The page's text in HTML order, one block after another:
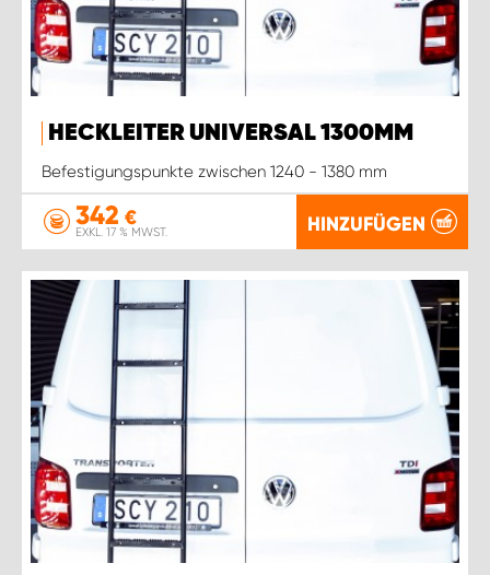
HECKLEITER UNIVERSAL 1300MM
Befestigungspunkte zwischen 1240 - 1380 mm
342 €
EXKL. 17 % MWST. HINZUFÜGEN